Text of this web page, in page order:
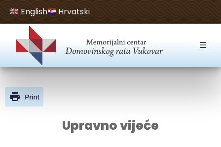
Open toolbar
English Hrvatski
☰
Upravno vijeće